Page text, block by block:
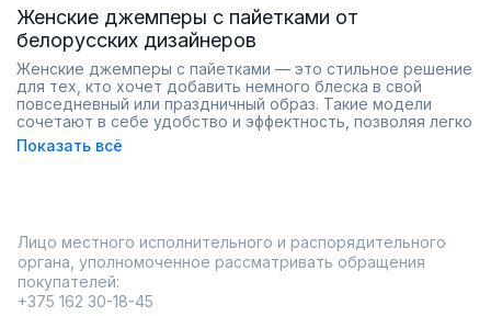
Женские джемперы с пайетками от
белорусских дизайнеров
Женские джемперы с пайетками — это стильное решение
для тех, кто хочет добавить немного блеска в свой
повседневный или праздничный образ. Такие модели
сочетают в себе удобство и эффектность, позволяя легко
создавать как сдержанные, так и яркие наряды. Искусно
расшитые пайетки подчеркивают изящество ткани,
Материал. Натуральные ткани обеспечат комфорт в
носке, а синтетические волокна добавят
износостойкости.
Крой. Свободный фасон подойдет для создания
расслабленного лука, а приталенные модели выгодно
Показать всё
Лицо местного исполнительного и распорядительного
органа, уполномоченное рассматривать обращения
покупателей:
+375 162 30-18-45